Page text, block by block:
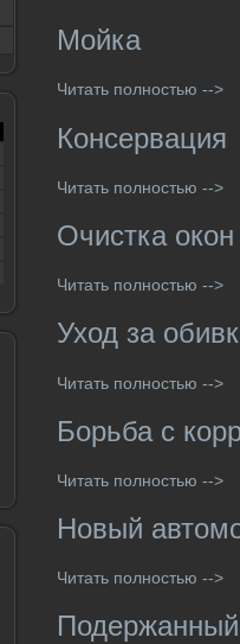
Мойка
Читать полностью -->
Консервация
Читать полностью -->
Очистка окон
Читать полностью -->
Уход за
Читать полностью -->
Борьба с
Читать полностью -->
Новый
Читать полностью -->